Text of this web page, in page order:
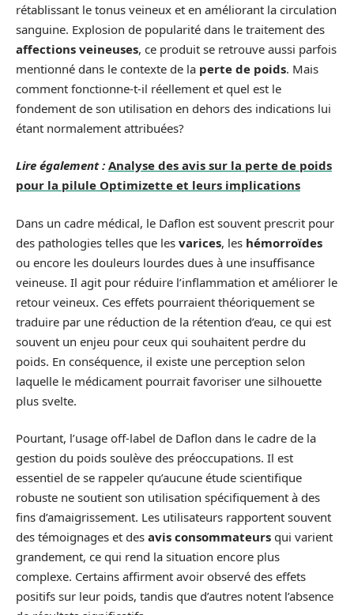
rétablissant le tonus veineux et en améliorant la circulation
sanguine. Explosion de popularité dans le traitement des
affections veineuses, ce produit se retrouve aussi parfois
mentionné dans le contexte de la perte de poids. Mais
comment fonctionne-t-il réellement et quel est le
fondement de son utilisation en dehors des indications lui
étant normalement attribuées?
Lire également : Analyse des avis sur la perte de poids
pour la pilule Optimizette et leurs implications
Dans un cadre médical, le Daflon est souvent prescrit pour
des pathologies telles que les varices, les hémorroïdes
ou encore les douleurs lourdes dues à une insuffisance
veineuse. Il agit pour réduire l’inflammation et améliorer le
retour veineux. Ces effets pourraient théoriquement se
traduire par une réduction de la rétention d’eau, ce qui est
souvent un enjeu pour ceux qui souhaitent perdre du
poids. En conséquence, il existe une perception selon
laquelle le médicament pourrait favoriser une silhouette
plus svelte.
Pourtant, l’usage off-label de Daflon dans le cadre de la
gestion du poids soulève des préoccupations. Il est
essentiel de se rappeler qu’aucune étude scientifique
robuste ne soutient son utilisation spécifiquement à des
fins d’amaigrissement. Les utilisateurs rapportent souvent
des témoignages et des avis consommateurs qui varient
grandement, ce qui rend la situation encore plus
complexe. Certains affirment avoir observé des effets
positifs sur leur poids, tandis que d’autres notent l’absence